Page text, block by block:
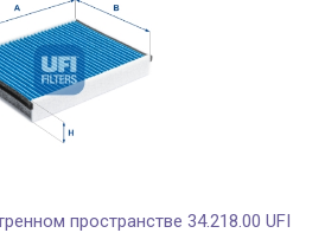
пространстве 34.218.00 UFI